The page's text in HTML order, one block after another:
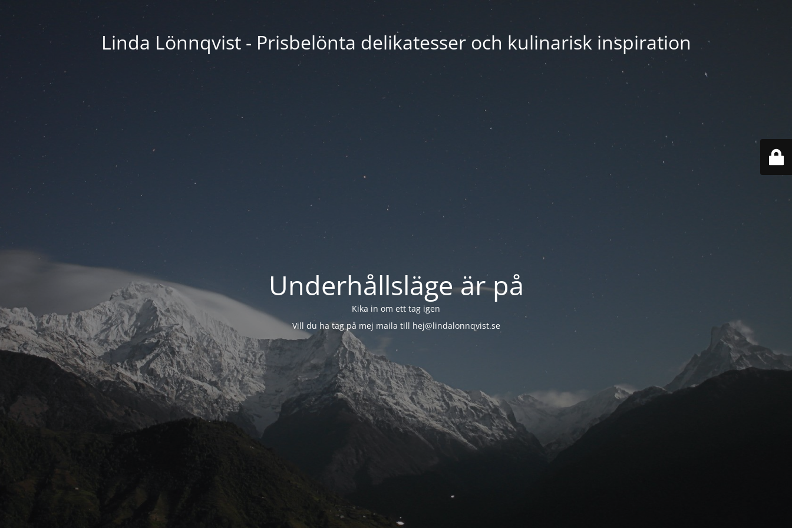
Linda Lönnqvist - Prisbelönta delikatesser och kulinarisk inspiration
Underhållsläge är på
Kika in om ett tag igen
Vill du ha tag på mej maila till hej@lindalonnqvist.se